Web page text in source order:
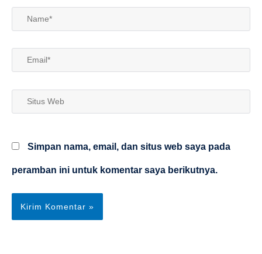
Name*
Email*
Situs
Simpan nama, email, dan situs web saya pada
peramban ini untuk komentar saya berikutnya.